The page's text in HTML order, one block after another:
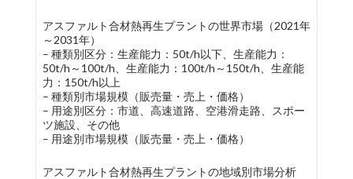
アスファルト合材熱再生プラントの世界市場（2021年
～2031年）
– 種類別区分：生産能力：50t/h以下、生産能力：
50t/h～100t/h、生産能力：100t/h～150t/h、生産能
力：150t/h以上
– 種類別市場規模（販売量・売上・価格）
– 用途別区分：市道、高速道路、空港滑走路、スポー
ツ施設、その他
– 用途別市場規模（販売量・売上・価格）
アスファルト合材熱再生プラントの地域別市場分析